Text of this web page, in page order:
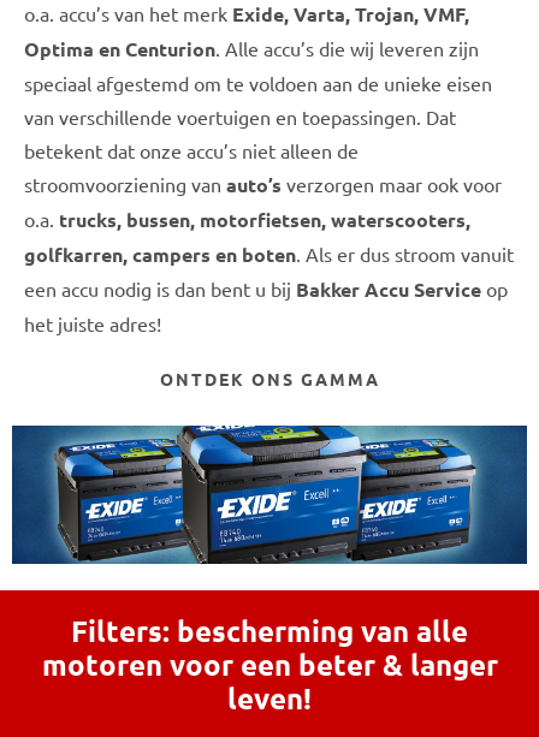
o.a. accu’s van het merk Exide, Varta, Trojan, VMF,
Optima en Centurion. Alle accu’s die wij leveren zijn
speciaal afgestemd om te voldoen aan de unieke eisen
van verschillende voertuigen en toepassingen. Dat
betekent dat onze accu’s niet alleen de
stroomvoorziening van auto’s verzorgen maar ook voor
o.a. trucks, bussen, motorfietsen, waterscooters,
golfkarren, campers en boten. Als er dus stroom vanuit
een accu nodig is dan bent u bij Bakker Accu Service op
het juiste adres!
ONTDEK ONS GAMMA
Filters: bescherming van alle
motoren voor een beter & langer
leven!